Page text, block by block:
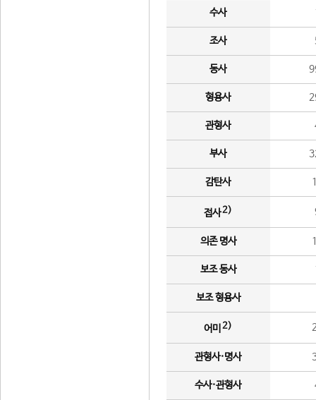
수사
조사
동사
형용사
관형사
부사
감탄사
접사2)
의존 명사
보조 동사
보조 형용사
어미 2)
관형사·명사
수사·관형사